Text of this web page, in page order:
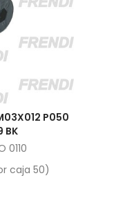
P050
BK
0110
caja 50)